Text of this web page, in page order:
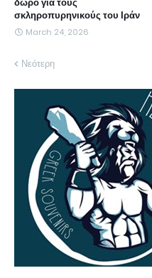
σκληροπυρηνικούς του Ιράν
March 24, 2026
Νεότερη